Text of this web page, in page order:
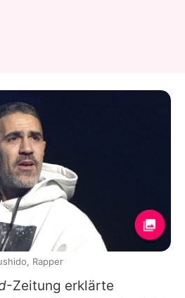
-Zeitung erklärte
Rapper